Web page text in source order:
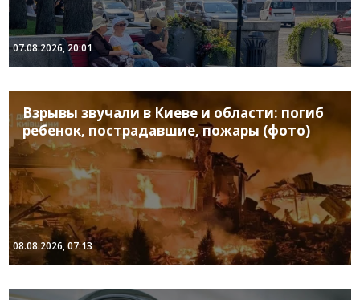
07.08.2026, 20:01
Взрывы звучали в Киеве и области: погиб
ребенок, пострадавшие, пожары (фото)
08.08.2026, 07:13